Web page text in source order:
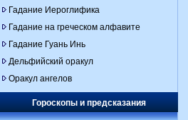
Гадание Иероглифика
Гадание на греческом алфавите
Гадание Гуань Инь
Дельфийский оракул
Оракул ангелов
Гороскопы и предсказания